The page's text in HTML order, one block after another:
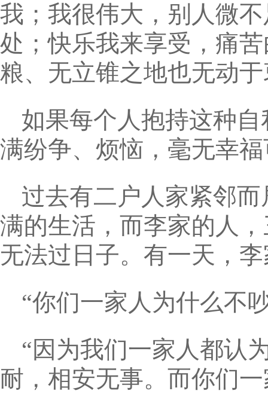
我；我很伟大，别人微
处；快乐我来享受，痛
粮、无立锥之地也无动
如果每个人抱持这种
满纷争、烦恼，毫无幸
过去有二户人家紧邻
满的生活，而李家的人
无法过日子。有一天，
“你们一家人为什么不
“因为我们一家人都认
耐，相安无事。而你们